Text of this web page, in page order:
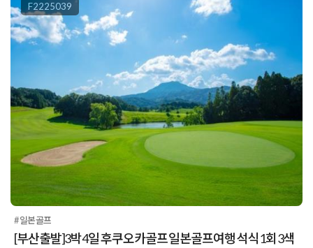
F2225039
#일본골프
[부산출발]3박4일 후쿠오카골프 일본골프여행 석식1회 3색